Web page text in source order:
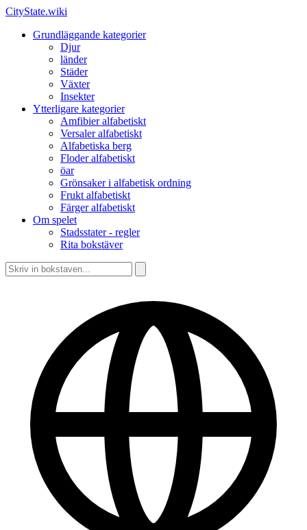
CityState.wiki
Grundläggande kategorier
Djur
länder
Städer
Växter
Insekter
Ytterligare kategorier
Amfibier alfabetiskt
Versaler alfabetiskt
Alfabetiska berg
Floder alfabetiskt
öar
Grönsaker i alfabetisk ordning
Frukt alfabetiskt
Färger alfabetiskt
Om spelet
Stadsstater - regler
Rita bokstäver